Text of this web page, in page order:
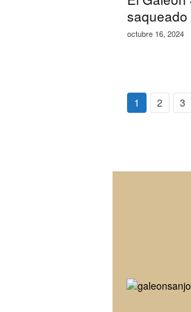
octubre 16, 2024
1 2 3